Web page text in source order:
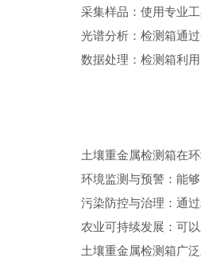
采集样品：使用专业工
光谱分析：检测箱通过
数据处理：检测箱利用
土壤重金属检测箱在环
环境监测与预警：能够
污染防控与治理：通过
农业可持续发展：可以
土壤重金属检测箱广泛